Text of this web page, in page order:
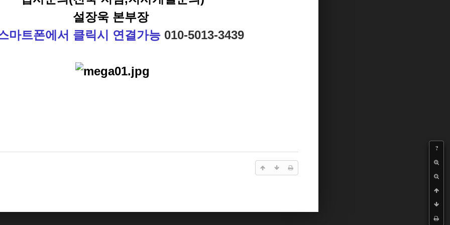
?
설장욱 본부장
마트폰에서 클릭시 연결가능 010-5013-3439